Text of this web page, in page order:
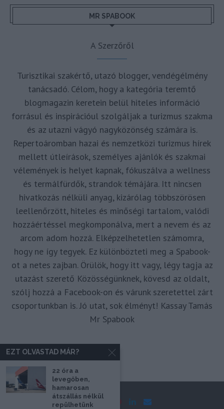
MR SPABOOK
A Szerzőről
Turisztikai szakértő, utazó blogger, vendégélmény
tanácsadó. Célom, hogy a kategória teremtő
blogmagazin keretein belül hiteles információ
forrásul és inspirációul szolgáljak a turizmus szakma
és az utazni vágyó nagyközönség számára is.
Repertoáromban hazai és nemzetközi turizmus hírek
mellett útleírások, személyes ajánlók és szakmai
vélemények is helyet kapnak, fókuszálva a wellness
és termálfürdők, strandok témájára. Itt nincsen
hivatkozás nélküli anyag, kizárólag többszörösen
leellenőrzött, hiteles és minőségi tartalom, valódi
hozzáértéssel megkomponálva, mert a nevem és az
arcom adom hozzá. Elképzelhetetlen számomra,
hogy ne így tegyek. Ez különbözteti meg a Spabook-
ot a netes zajban. Örülök, hogy itt vagy, légy tagja az
utazást szerető Közösségünknek, kövesd az oldalt,
szólj hozzá a Facebook-on és várunk szeretettel zárt
csoportunkban is. Jó utat, sok élményt! Kassay Tamás
Mr Spabook
EZT OLVASTAD MÁR?
22 óra a
levegőben,
hamarosan
átszállás nélkül
repülhetünk